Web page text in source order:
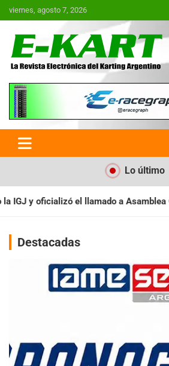
Saltar
al
viernes, agosto 7, 2026
E-Kart.com.ar | La
Electrónica del
Argentina
Lo último
General Ordinaria IAME
Destacadas